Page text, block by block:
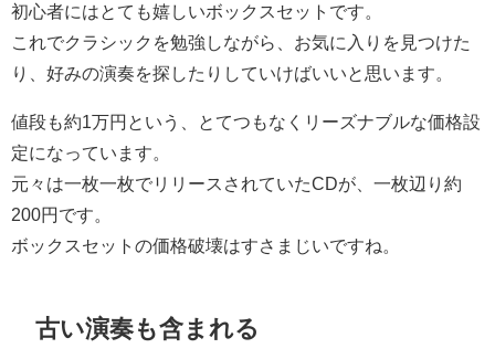
初心者にはとても嬉しいボックスセットです。
これでクラシックを勉強しながら、お気に入りを見つけた
り、好みの演奏を探したりしていけばいいと思います。
値段も約1万円という、とてつもなくリーズナブルな価格設
定になっています。
元々は一枚一枚でリリースされていたCDが、一枚辺り約
200円です。
ボックスセットの価格破壊はすさまじいですね。
古い演奏も含まれる